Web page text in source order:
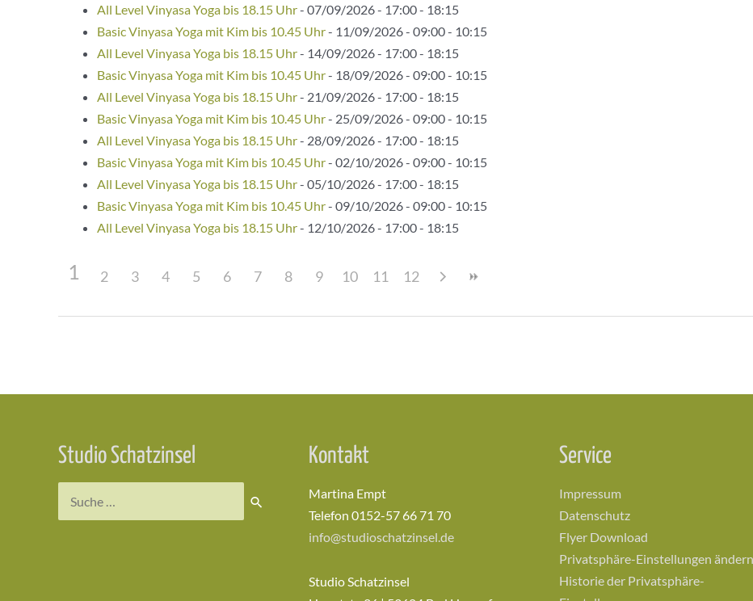
All Level Vinyasa Yoga bis 18.15 Uhr- 07/09/2026 - 17:00 - 18:15
Basic Vinyasa Yoga mit Kim bis 10.45 Uhr- 11/09/2026 - 09:00 - 10:15
All Level Vinyasa Yoga bis 18.15 Uhr- 14/09/2026 - 17:00 - 18:15
Basic Vinyasa Yoga mit Kim bis 10.45 Uhr- 18/09/2026 - 09:00 - 10:15
All Level Vinyasa Yoga bis 18.15 Uhr- 21/09/2026 - 17:00 - 18:15
Basic Vinyasa Yoga mit Kim bis 10.45 Uhr- 25/09/2026 - 09:00 - 10:15
All Level Vinyasa Yoga bis 18.15 Uhr- 28/09/2026 - 17:00 - 18:15
Basic Vinyasa Yoga mit Kim bis 10.45 Uhr- 02/10/2026 - 09:00 - 10:15
All Level Vinyasa Yoga bis 18.15 Uhr- 05/10/2026 - 17:00 - 18:15
Basic Vinyasa Yoga mit Kim bis 10.45 Uhr- 09/10/2026 - 09:00 - 10:15
All Level Vinyasa Yoga bis 18.15 Uhr- 12/10/2026 - 17:00 - 18:15
1 2 3 4 5 6 7 8 9 10 11 12
Studio Schatzinsel Kontakt
Martina Empt
Telefon 0152-57 66 71 70
info@studioschatzinsel.de
Studio Schatzinsel
Service
Impressum
Datenschutz
Flyer Download
Privatsphäre-Einstellungen ändern
Historie der Privatsphäre-